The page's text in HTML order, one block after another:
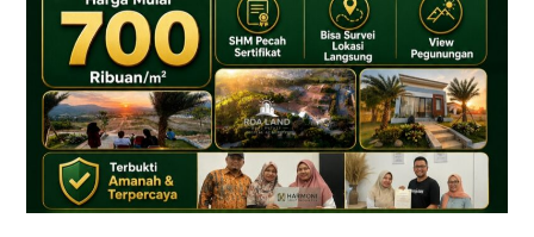
Tanah
700
Ribuan
Puncak
Dekat